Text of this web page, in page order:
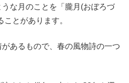
な月のことを「朧月(おぼろづ
とがあります。
あるもので、春の風物詩の一つ